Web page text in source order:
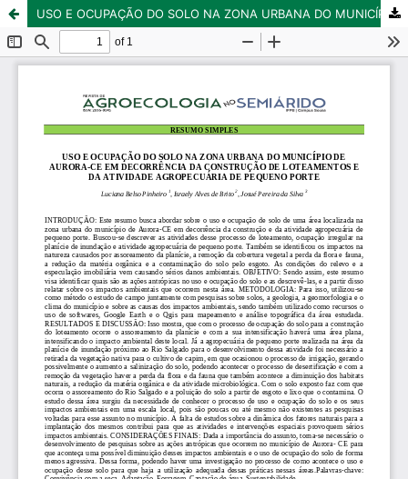
USO E OCUPAÇÃO DO SOLO NA ZONA URBANA DO MUNICÍPIO DE AURORA-CE EM DECORRÊNCIA DA CONSTRUÇÃO DE LOTEAMENTOS E DA ATIVIDADE AGROPECUÁRIA DE PEQUENO PORTE